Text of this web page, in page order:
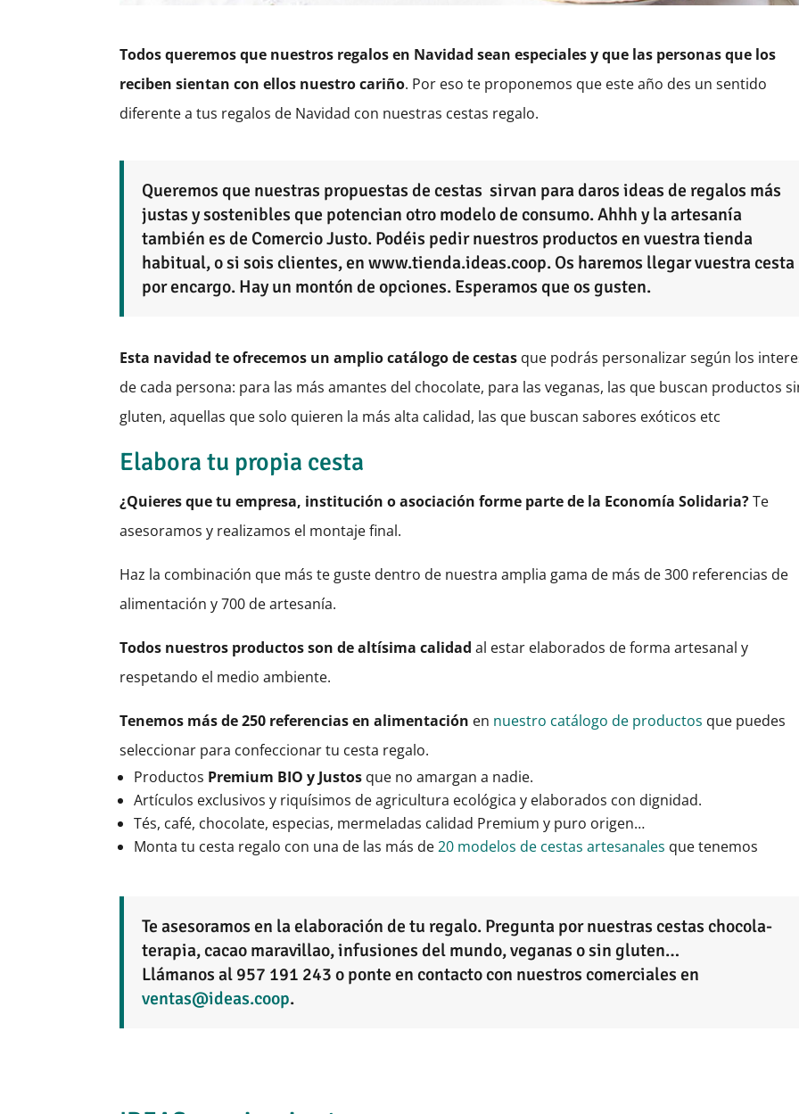
Todos queremos que nuestros regalos en Navidad sean especiales y que las personas que los
reciben sientan con ellos nuestro cariño. Por eso te proponemos que este año des un sentido
diferente a tus regalos de Navidad con nuestras cestas regalo.
Queremos que nuestras propuestas de cestas sirvan para daros ideas de regalos más
justas y sostenibles que potencian otro modelo de consumo. Ahhh y la artesanía
también es de Comercio Justo. Podéis pedir nuestros productos en vuestra tienda
habitual, o si sois clientes, en www.tienda.ideas.coop. Os haremos llegar vuestra cesta
por encargo. Hay un montón de opciones. Esperamos que os gusten.
Esta navidad te ofrecemos un amplio catálogo de cestas que podrás personalizar según los
de cada persona: para las más amantes del chocolate, para las veganas, las que buscan productos
gluten, aquellas que solo quieren la más alta calidad, las que buscan sabores exóticos etc
Elabora tu propia cesta
¿Quieres que tu empresa, institución o asociación forme parte de la Economía Solidaria?Te
asesoramos y realizamos el montaje final.
Haz la combinación que más te guste dentro de nuestra amplia gama de más de 300 referencias de
alimentación y 700 de artesanía.
Todos nuestros productos son de altísima calidad al estar elaborados de forma artesanal y
respetando el medio ambiente.
Tenemos más de 250 referencias en alimentación en nuestro catálogo de productos que puedes
seleccionar para confeccionar tu cesta regalo.
Productos Premium BIO y Justos que no amargan a nadie.
Artículos exclusivos y riquísimos de agricultura ecológica y elaborados con dignidad.
Tés, café, chocolate, especias, mermeladas calidad Premium y puro origen…
Monta tu cesta regalo con una de las más de20 modelos de cestas artesanales que tenemos
Te asesoramos en la elaboración de tu regalo. Pregunta por nuestras cestas chocola-
terapia, cacao maravillao, infusiones del mundo, veganas o sin gluten…
Llámanos al 957 191 243 o ponte en contacto con nuestros comerciales en
ventas@ideas.coop.